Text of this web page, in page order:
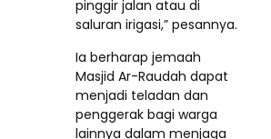
pinggir jalan atau di
saluran irigasi,” pesannya.
Ia berharap jemaah
Masjid Ar-Raudah dapat
menjadi teladan dan
penggerak bagi warga
lainnya dalam menjaga